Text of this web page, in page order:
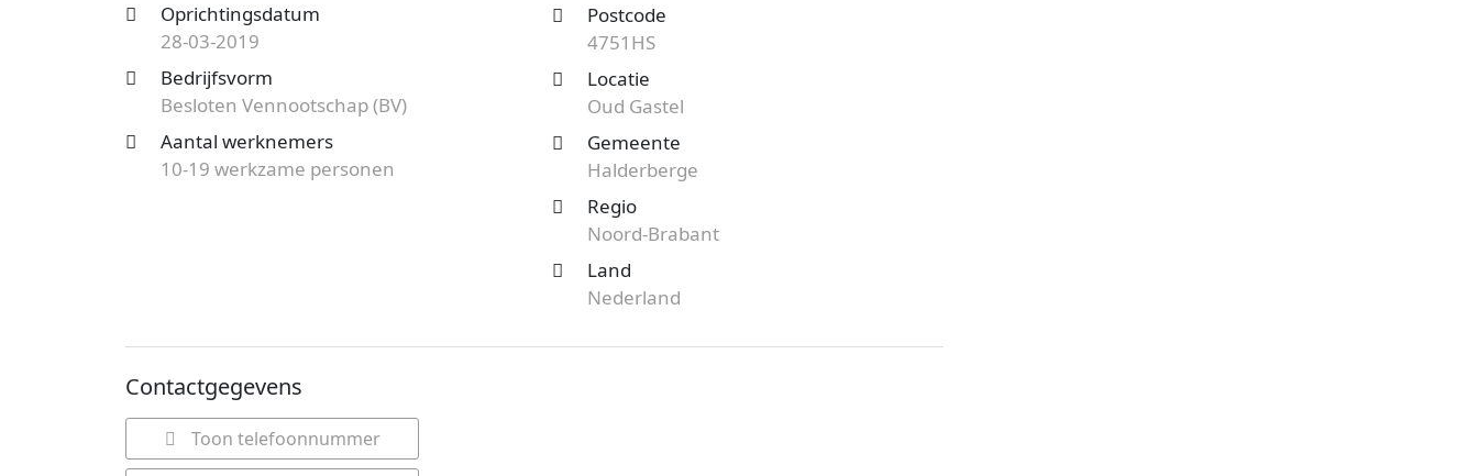
Oprichtingsdatum
28-03-2019
Bedrijfsvorm
Besloten Vennootschap (BV)
Aantal werknemers
10-19 werkzame personen
Postcode
4751HS
Locatie
Oud Gastel
Gemeente
Halderberge
Regio
Noord-Brabant
Land
Nederland
Contactgegevens
Toon telefoonnummer